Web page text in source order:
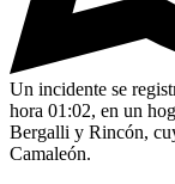
Un incidente se
hora 01:02, en un
Bergalli y Rincón,
Camaleón.